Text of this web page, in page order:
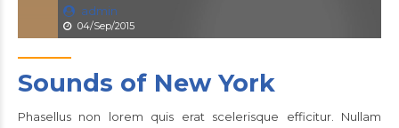
admin
04/Sep/2015
Sounds of New York
Phasellus non lorem quis erat scelerisque efficitur. Nullam